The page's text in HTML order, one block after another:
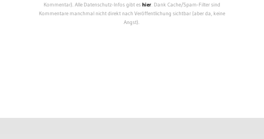
Kommentar). Alle Datenschutz-Infos gibt eshier. Dank Cache/Spam-Filter sind
Kommentare manchmal nicht direkt nach Veröffentlichung sichtbar (aber da, keine
Angst).